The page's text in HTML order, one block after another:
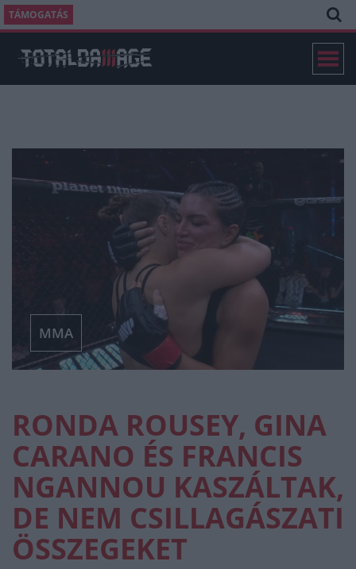
TÁMOGATÁS
MMA
RONDA ROUSEY, GINA
CARANO ÉS FRANCIS
NGANNOU KASZÁLTAK,
DE NEM CSILLAGÁSZATI
ÖSSZEGEKET